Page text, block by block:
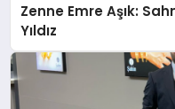
Zenne Emre Aşık:
Yıldız